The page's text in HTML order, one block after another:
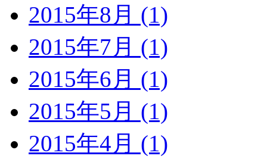
2015年8月 (1)
2015年7月 (1)
2015年6月 (1)
2015年5月 (1)
2015年4月 (1)